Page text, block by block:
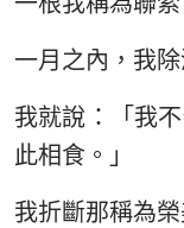
耶利米哀歌
約珥書
俄巴底亞書
一月之內，我
我就說：「我
此相食。」
我折斷那稱為